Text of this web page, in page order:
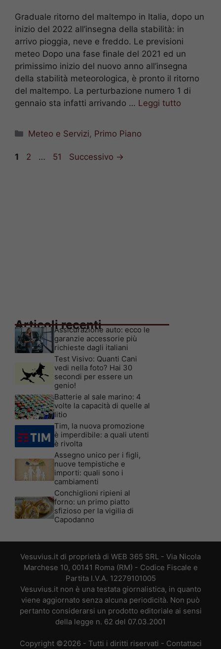
Graduale ritorno del maltempo in Italia, dopo un
inizio del 2022 all’insegna della stabilità: in
arrivo pioggia, neve e freddo. Le previsioni
meteo Dopo una fase finale del 2021 ed un
primissimo inizio del nuovo anno all’insegna
della stabilità meteorologica, è pronto il ritorno
del maltempo. La perturbazione numero 1 di
gennaio sta infatti arrivando … Leggi tutto
Categorie
Meteo e Servizi, Primo Piano
Pagina
1 Pagina
2 … Pagina
51 Successivo →
Articoli recenti
Assicurazione auto: ecco le
garanzie accessorie più
richieste dagli italiani
Test Visivo: Quanti Cani
vedi nella foto? Hai 30
secondi per essere un
genio!
Batterie al sale marino: 4
volte la capacità di quelle al
litio
Tim, la nuova promozione
è imperdibile: a quali utenti
è rivolta
Assegno unico per i figli,
nuove tempistiche e
importi: quali sono i
cambiamenti
Conchiglioni ripieni al
forno: un primo piatto
sfizioso per la vigilia di
Capodanno
Vesuvius.it di proprietà di WEB 365 SRL - Via Nicola
Marchese 10, 00141 Roma (RM) - Codice Fiscale e
Partita I.V.A. 12279101005
Vesuvius.it non è una testata giornalistica, in quanto
viene aggiornato senza alcuna periodicità. Non può
pertanto considerarsi un prodotto editoriale ai sensi
della legge n. 62 del 07.03.2001
Copyright ©2026 - Tutti i diritti riservati - Contattaci